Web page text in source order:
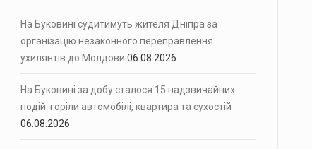
На Буковині судитимуть жителя Дніпра за
організацію незаконного переправлення
ухилянтів до Молдови 06.08.2026
На Буковині за добу сталося 15 надзвичайних
подій: горіли автомобілі, квартира та сухостій
06.08.2026